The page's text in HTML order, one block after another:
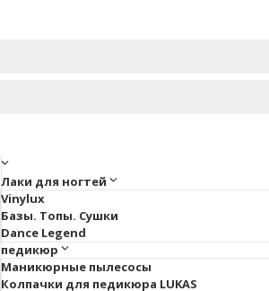
Лаки для ногтей
Vinylux
Базы. Топы. Сушки
Dance Legend
педикюр
Маникюрные пылесосы
Колпачки для педикюра LUKAS